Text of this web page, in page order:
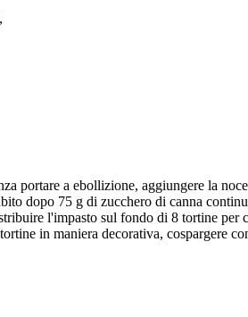
portare a ebollizione, aggiungere la
dopo 75 g di zucchero di canna
l'impasto sul fondo di 8 tortine per
in maniera decorativa, cospargere